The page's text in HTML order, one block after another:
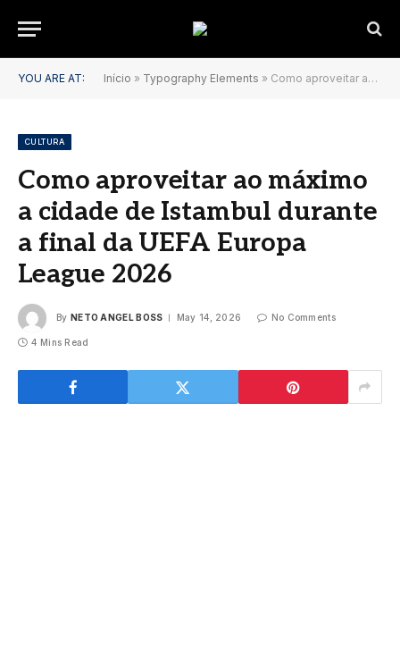
YOU ARE AT: Início » Typography Elements » Como aproveitar ao máximo a cidade de Istambul durante a final da UEFA Europa League 2026
CULTURA
Como aproveitar ao máximo
a cidade de Istambul durante
a final da UEFA Europa
League 2026
By NETO ANGEL BOSS May 14, 2026 No Comments
4 Mins Read